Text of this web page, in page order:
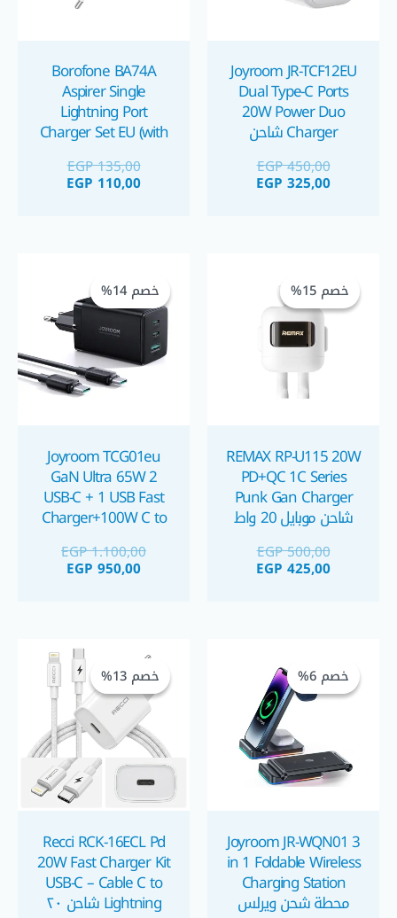
Joyroom JR-TCF12EU
Dual Type-C Ports
20W Power Duo
Charger شاحن
EGP450,00
EGP 325,00
Borofone BA74A
Aspirer Single
Lightning Port
Charger Set EU (with
آيفون مع كبل كابل
لايتنينج
EGP135,00
EGP 110,00
خصم 15%
خصم 15%
REMAX RP-U115 20W
PD+QC 1C Series
Punk Gan Charger
شاحن موبايل 20 واط
EGP500,00
EGP 425,00
خصم 14%
خصم 14%
Joyroom TCG01eu
GaN Ultra 65W 2
USB-C + 1 USB Fast
Charger+100W C to
موبايل و كابل
EGP1.100,00
1.100,00.
EGP 950,00
950,00.
خصم 6%
خصم 6%
Joyroom JR-WQN01 3
in 1 Foldable Wireless
Charging Station
محطة شحن ويرلس
EGP 1.300,00.
EGP 1.225,00.
خصم 13%
خصم 13%
Recci RCK-16ECL Pd
20W Fast Charger Kit
USB-C – Cable C to
Lightning شاحن ٢٠
السعر
الأصلي
هو:
400,00.
السعر
الحالي
هو:
350,00.